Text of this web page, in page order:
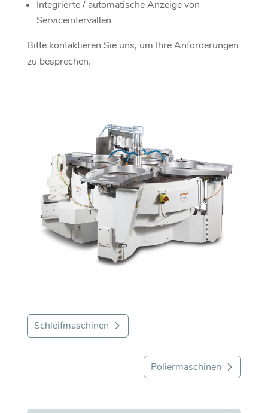
Integrierte / automatische Anzeige von
Serviceintervallen
Bitte kontaktieren Sie uns, um Ihre Anforderungen
zu besprechen.
Schleifmaschinen
Poliermaschinen